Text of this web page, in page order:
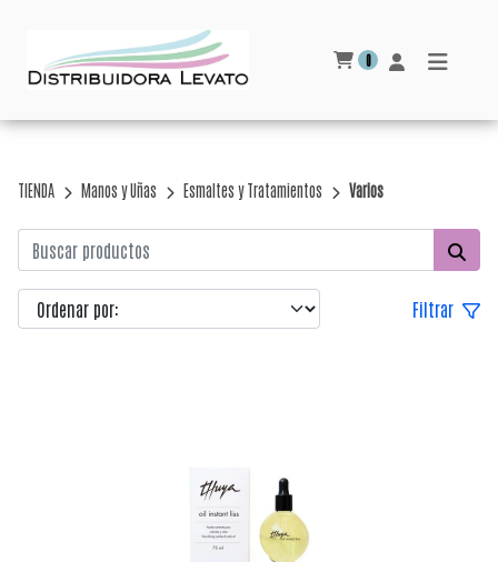
0
TIENDA Manos y Uñas Esmaltes y Tratamientos Varios
Filtrar